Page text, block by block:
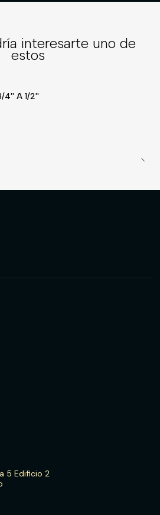
interesarte uno de
estos
4'' A 1/2''
5 Edificio 2